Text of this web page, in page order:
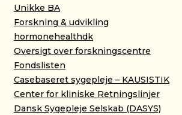
Unikke BA
Forskning & udvikling
hormonehealthdk
Oversigt over forskningscentre
Fondslisten
Casebaseret sygepleje – KAUSISTIK
Center for kliniske Retningslinjer
Dansk Sygepleje Selskab (DASYS)